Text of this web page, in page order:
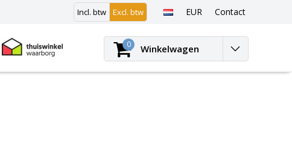
Incl. btw Excl. btw EUR Contact
Inloggen
0 Winkelwagen